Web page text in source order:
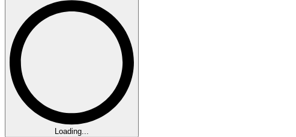
Loading...